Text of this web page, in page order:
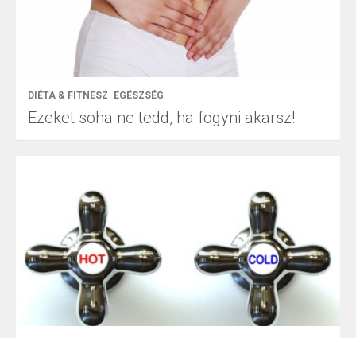
DIÉTA & FITNESZ EGÉSZSÉG
Ezeket soha ne tedd, ha fogyni akarsz!